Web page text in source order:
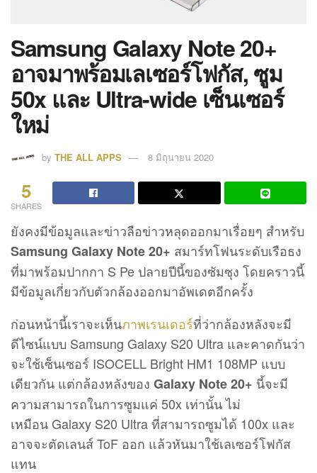
Samsung Galaxy Note 20+
อาจมาพร้อมเลเซอร์โฟกัส, ซูม
50x และ Ultra-wide เซ็นเซอร์
ใหม่
by THE ALL APPS 8 มิถุนายน 2020
5
SHARES
ยังคงมีข้อมูลและข่าวลือข่าวหลุดออกมาเรื่อยๆ สำหรับ
Samsung Galaxy Note 20+ สมาร์ทโฟนระดับเรือธง
ที่มาพร้อมปากกา S Pe ปลายปีนี้ของซัมซุง โดยคราวนี้
มีข้อมูลเกี่ยวกับตัวกล้องออกมาอัพเดตอีกครั้ง
ก่อนหน้านี้เราจะเห็นภาพเรนเดอร์ที่ว่ากล้องหลังจะมี
ดีไซน์แบบ Samsung Galaxy S20 Ultra และคาดกันว่า
จะใช้เซ็นเซอร์ ISOCELL Bright HM1 108MP แบบ
เดียวกัน แต่กล้องหลังของ Galaxy Note 20+ นี้จะมี
ความสามารถในการซูมแค่ 50x เท่านั้น ไม่
เหมือน Galaxy S20 Ultra ที่สามารถซูมได้ 100x และ
อาจจะตัดเลนส์ ToF ออก แล้วหันมาใช้เลเซอร์โฟกัส
แทน